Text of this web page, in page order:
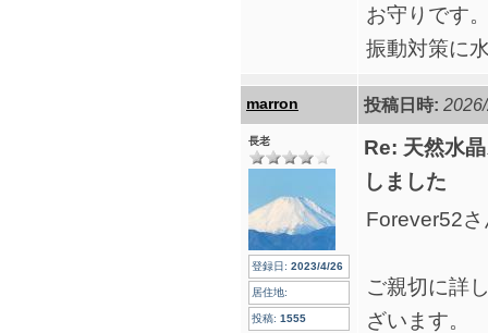
お守りです
振動対策に
marron 投稿日時:
長老
登録日: 2023/4/26
居住地:
投稿: 1555
Re: 天然水
しました
Forever52
ご親切に詳
ざいます。